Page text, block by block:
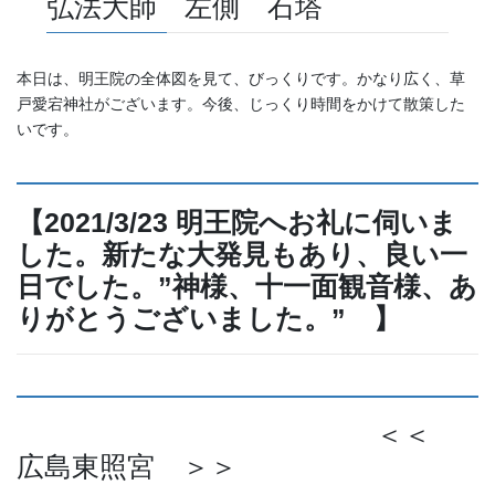
弘法大師 左側 石塔
本日は、明王院の全体図を見て、びっくりです。かなり広く、草
戸愛宕神社がございます。今後、じっくり時間をかけて散策した
いです。
【2021/3/23 明王院へお礼に伺いま
した。新たな大発見もあり、良い一
日でした。”神様、十一面観音様、あ
りがとうございました。” 】
＜＜
広島東照宮 ＞＞